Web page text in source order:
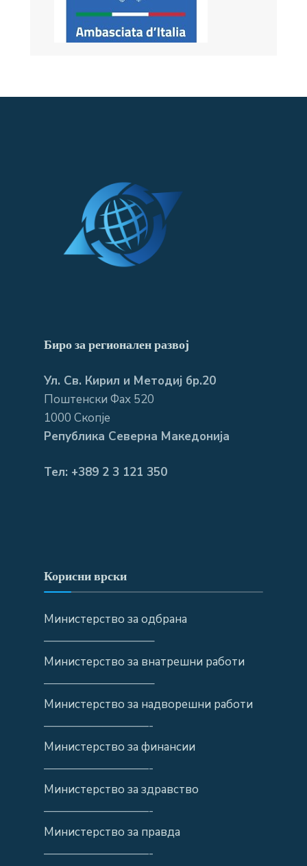
Биро за регионален развој
Ул. Св. Кирил и Методиј бр.20
Поштенски Фах 520
1000 Скопје
Република Северна Македонија
Тел: +389 2 3 121 350
Корисни врски
Министерство за одбрана
—————————–
Министерство за внатрешни работи
—————————–
Министерство за надворешни работи
—————————-
Министерство за финансии
—————————-
Министерство за здравство
—————————-
Министерство за правда
—————————-